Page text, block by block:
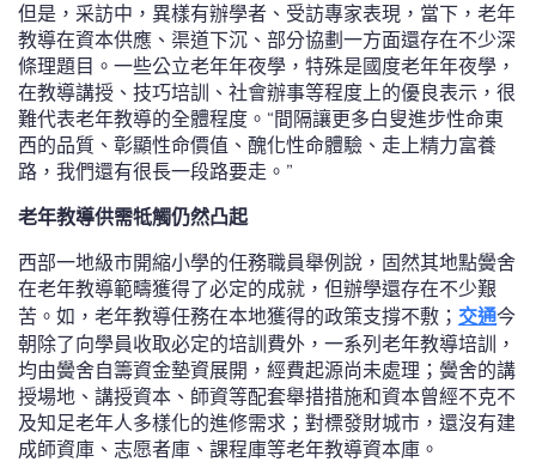
但是，采訪中，異樣有辦學者、受訪專家表現，當下，老年
教導在資本供應、渠道下沉、部分協劃一方面還存在不少深
條理題目。一些公立老年年夜學，特殊是國度老年年夜學，
在教導講授、技巧培訓、社會辦事等程度上的優良表示，很
難代表老年教導的全體程度。“間隔讓更多白叟進步性命東
西的品質、彰顯性命價值、醜化性命體驗、走上精力富養
路，我們還有很長一段路要走。”
老年教導供需牴觸仍然凸起
西部一地級市開縮小學的任務職員舉例說，固然其地點黌舍
在老年教導範疇獲得了必定的成就，但辦學還存在不少艱
苦。如，老年教導任務在本地獲得的政策支撐不敷； 交通今
朝除了向學員收取必定的培訓費外，一系列老年教導培訓，
均由黌舍自籌資金墊資展開，經費起源尚未處理；黌舍的講
授場地、講授資本、師資等配套舉措措施和資本曾經不克不
及知足老年人多樣化的進修需求；對標發財城市，還沒有建
成師資庫、志愿者庫、課程庫等老年教導資本庫。